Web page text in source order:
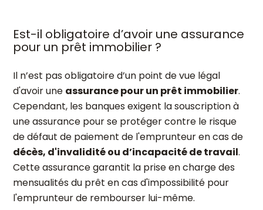
Est-il obligatoire d’avoir une assurance
pour un prêt immobilier ?
Il n’est pas obligatoire d’un point de vue légal
d'avoir une assurance pour un prêt immobilier.
Cependant, les banques exigent la souscription à
une assurance pour se protéger contre le risque
de défaut de paiement de l'emprunteur en cas de
décès, d'invalidité ou d’incapacité de travail.
Cette assurance garantit la prise en charge des
mensualités du prêt en cas d'impossibilité pour
l'emprunteur de rembourser lui-même.